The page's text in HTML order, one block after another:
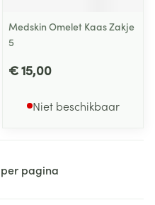
Medskin Omelet Kaas Zakje
5
€ 15,00
Niet beschikbaar
per pagina